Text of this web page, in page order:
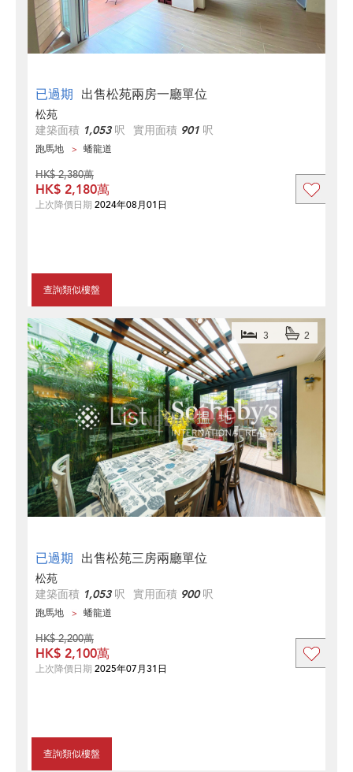
已過期 出售松苑兩房一廳單位
松苑
建築面積 1,053呎 實用面積 901 呎
跑馬地 蟠龍道
查詢類似樓盤
HK$ 2,380萬
HK$ 2,180萬
上次降價日期 2024年08月01日
已過期 出售松苑三房兩廳單位
3 2
松苑
建築面積 1,053呎 實用面積 900呎
跑馬地 蟠龍道
查詢類似樓盤
HK$ 2,200萬
HK$ 2,100萬
上次降價日期 2025年07月31日